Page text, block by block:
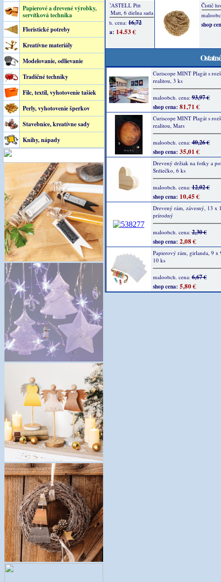
Papierové a drevené výrobky,
servítková technika
Floristické potreby
Kreatívne materiály
Modelovanie, odlievanie
Tradičné techniky
Filc, textil, vyhotovenie tašiek
Perly, vyhotovenie šperkov
Stavebnice, kreatívne sady
Knihy, nápady
Curiscope MINT Plagát s
realitou, 3 ks
maloobch. cena:93,97 €
shop cena: 81,71 €
Curiscope MINT Plagát s
realitou, Mars
maloobch. cena:40,26 €
shop cena: 35,01 €
Drevený držiak na fotky a
Srdiečko, 6 ks
maloobch. cena:12,02 €
shop cena: 10,45 €
Drevený rám, závesný, 13 x
prírodný
maloobch. cena:2,30 €
shop cena: 2,08 €
Papierový rám, girlanda, 9 x
10 ks
maloobch. cena:6,67 €
shop cena: 5,80 €